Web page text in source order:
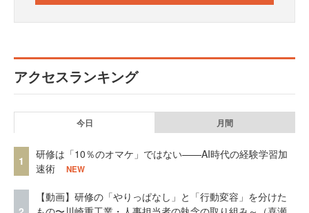
アクセスランキング
今日 月間
1
研修は「10％のオマケ」ではない——AI時代の経験学習加
速術
NEW
【動画】研修の「やりっぱなし」と「行動変容」を分けた